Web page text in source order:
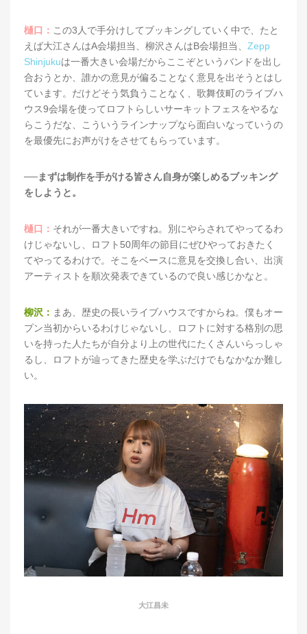
樋口： この3人で手分けしてブッキングしていく中で、たと
えば大江さんはA会場担当、柳沢さんはB会場担当、 Zepp
Shinjukuは一番大きい会場だからここぞというバンドを出し
合おうとか、誰かの意見が偏ることなく意見を出そうとはし
ています。だけどそう気負うことなく、歌舞伎町のライブハ
ウス9会場を使ってロフトらしいサーキットフェスをやるな
らこうだな、こういうラインナップなら面白いなっていうの
を最優先にお声がけをさせてもらっています。
──まずは制作を手がける皆さん自身が楽しめるブッキング
をしようと。
樋口： それが一番大きいですね。別にやらされてやってるわ
けじゃないし、ロフト50周年の節目にぜひやっておきたく
てやってるわけで。そこをベースに意見を交換し合い、出演
アーティストを順次発表できているので良い感じかなと。
柳沢： まあ、歴史の長いライブハウスですからね。僕もオー
プン当初からいるわけじゃないし、ロフトに対する格別の思
いを持った人たちが自分より上の世代にたくさんいらっしゃ
るし、ロフトが辿ってきた歴史を学ぶだけでもなかなか難し
い。
大江昌未